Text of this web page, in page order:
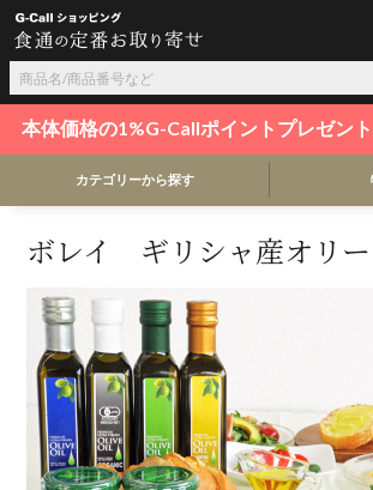
本体価格の1%G-Callポイントプレゼント
カテゴリーから探す
ボレイ ギリシャ産オリ